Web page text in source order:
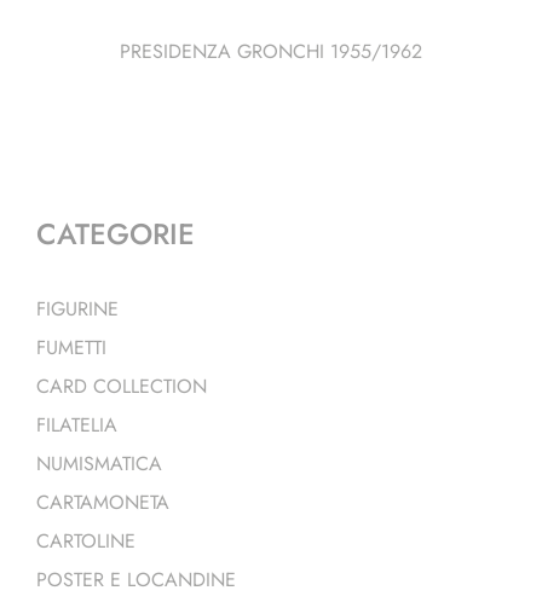
PRESIDENZA GRONCHI 1955/1962
CATEGORIE
FIGURINE
FUMETTI
CARD COLLECTION
FILATELIA
NUMISMATICA
CARTAMONETA
CARTOLINE
POSTER E LOCANDINE